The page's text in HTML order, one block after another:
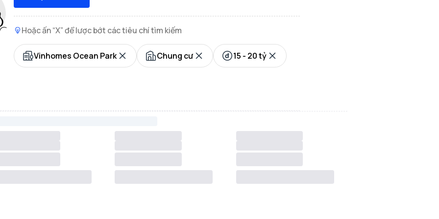
Hoặc ấn “X” để lược bớt các tiêu chí tìm kiếm
Vinhomes Ocean Park Chung cư 15 - 20 tỷ